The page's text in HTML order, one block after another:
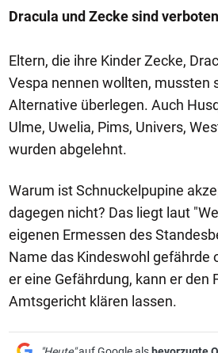
Dracula und Zecke sind verboten
Eltern, die ihre Kinder Zecke,
Vespa nennen wollten, mussten
Alternative überlegen. Auch
Ulme, Uwelia, Pims, Univers,
wurden abgelehnt.
Warum ist Schnuckelpupine
dagegen nicht? Das liegt laut
eigenen Ermessen des
Name das Kindeswohl gefährde
er eine Gefährdung, kann er den
Amtsgericht klären lassen.